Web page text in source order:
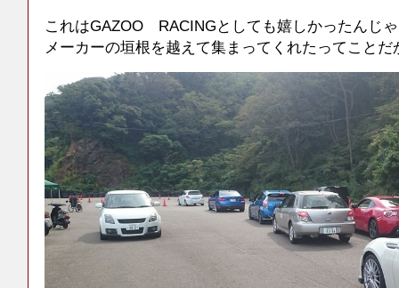
これはGAZOO RACINGとしても嬉しかったんじ
メーカーの垣根を越えて集まってくれたってことだ